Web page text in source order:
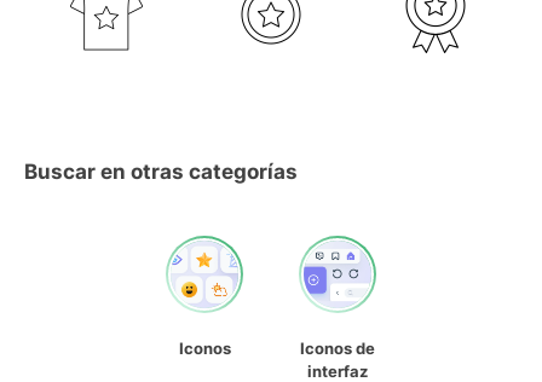
Buscar en otras categorías
Iconos
Iconos de
interfaz